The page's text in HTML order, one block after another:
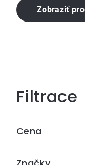
Zobraziť
Bočný
panel
Cena